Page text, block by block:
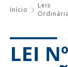
Início
Leis
LEI